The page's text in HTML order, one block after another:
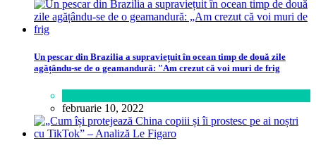
Un pescar din Brazilia a supraviețuit în ocean timp de două zile
agățându-se de o geamandură: "Am crezut că voi muri de frig
februarie 10, 2022